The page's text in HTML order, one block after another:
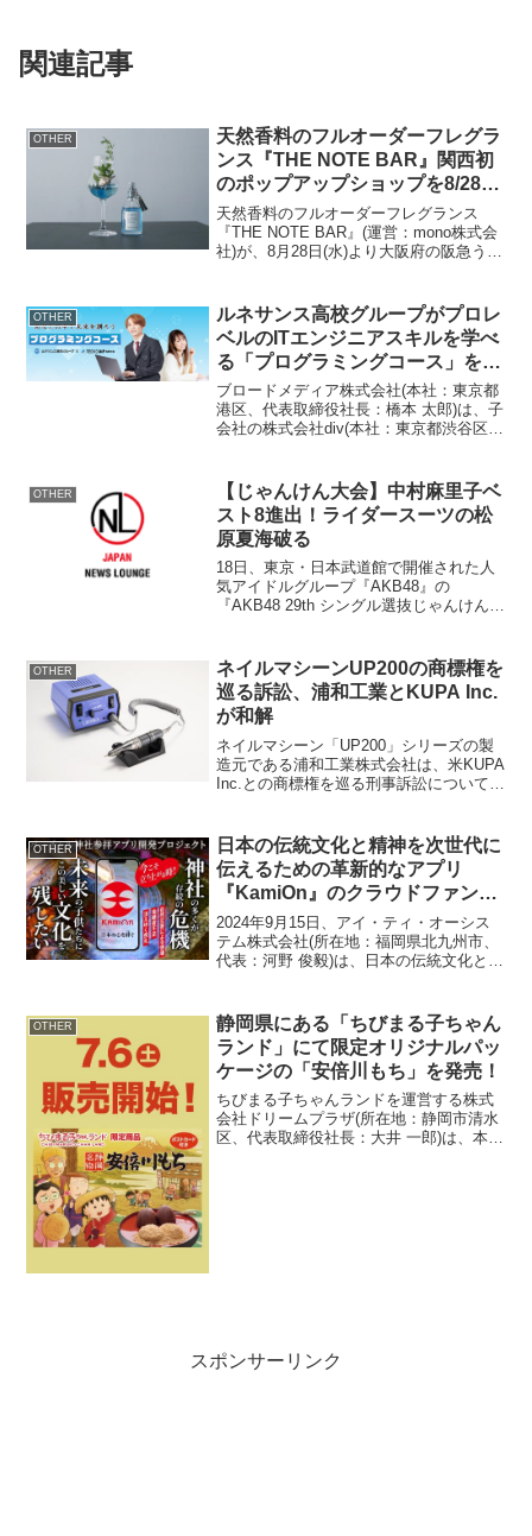
関連記事
OTHER
天然香料のフルオーダーフレグラ
ンス『THE NOTE BAR』関西初
のポップアップショップを8/28～
阪急うめだ本店で開催！
天然香料のフルオーダーフレグランス
『THE NOTE BAR』(運営：mono株式会
社)が、8月28日(水)より大阪府の阪急うめ
ックコスメ原料の輸入販売店...
OTHER
ルネサンス高校グループがプロレ
ベルのITエンジニアスキルを学べ
る「プログラミングコース」を開
始 ～株式会社divは「テックキ
ャンプ高等学院」を2024年6月に
開設～
ブロードメディア株式会社(本社：東京都
港区、代表取締役社長：橋本 太郎)は、子
会社の株式会社div(本社：東京都渋谷区、
のスキルを身につける高校生向けエンジ
ニ...
OTHER
【じゃんけん大会】中村麻里子ベ
スト8進出！ライダースーツの松
原夏海破る
18日、東京・日本武道館で開催された人
気アイドルグループ『AKB48』の
『AKB48 29th シングル選抜じゃんけん大
（22、チームA）が対戦し、こまりがベ
ス...
OTHER
ネイルマシーンUP200の商標権を
巡る訴訟、浦和工業とKUPA Inc.
が和解
ネイルマシーン「UP200」シリーズの製
造元である浦和工業株式会社は、米KUPA
Inc.との商標権を巡る刑事訴訟について和
「UP200」の製造元、浦和工業(以下、
「UR...
OTHER
日本の伝統文化と精神を次世代に
伝えるための革新的なアプリ
『KamiOn』のクラウドファンデ
ィングを開始
2024年9月15日、アイ・ティ・オーシス
テム株式会社(所在地：福岡県北九州市、
代表：河野 俊毅)は、日本の伝統文化と精
ウドファンディングを開始します。
『Kami...
OTHER
静岡県にある「ちびまる子ちゃん
ランド」にて限定オリジナルパッ
ケージの「安倍川もち」を発売！
ちびまる子ちゃんランドを運営する株式
会社ドリームプラザ(所在地：静岡市清水
区、代表取締役社長：大井 一郎)は、本館
スポンサーリンク